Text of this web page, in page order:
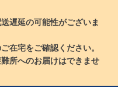
遅延の可能性がございま
在宅をご確認ください。
所へのお届けはできませ